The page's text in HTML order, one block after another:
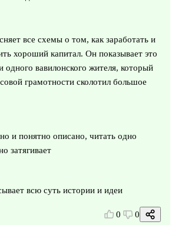
все схемы о том, как заработать и
хороший капитал. Он показывает это
одного вавилонского жителя, который
грамотности сколотил большое
и понятно описано, читать одно
затягивает
всю суть истории и идеи
0 0